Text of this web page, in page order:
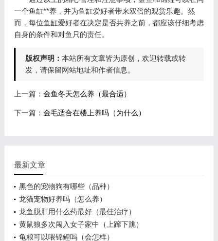
一个鱼缸**养，并为鱼缸爱好者带来双倍的观赏乐趣。然
而，每位鱼缸爱好者在决定是否共养之前，都应该仔细考虑
自身的条件和对鱼只的责任。
版权声明： 本站所有文章皆为原创，欢迎转载或转
发，请保留网站地址和作者信息。
上一篇： 金鱼冬天怎么养（最合适）
下一篇： 金毛适合在楼上养吗（为什么）
最新文章
黑色的宠物狗有哪些（品种）
龙猫宠物好养吗（怎么养）
龙鱼脱肛用什么药最好（最佳治疗）
黄鼠狼多次闯入女子家中（上蹿下跳）
龟粮可以喂锦鲤吗（会怎样）